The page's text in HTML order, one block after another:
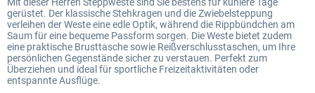
gerüstet. Der klassische Stehkragen und die Zwiebelsteppung
verleihen der Weste eine edle Optik, während die Rippbündchen am
Saum für eine bequeme Passform sorgen. Die Weste bietet zudem
eine praktische Brusttasche sowie Reißverschlusstaschen, um Ihre
persönlichen Gegenstände sicher zu verstauen. Perfekt zum
Überziehen und ideal für sportliche Freizeitaktivitäten oder
entspannte Ausflüge.